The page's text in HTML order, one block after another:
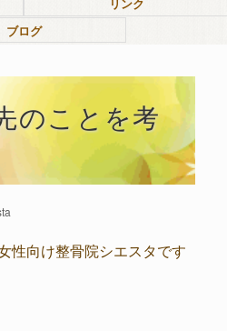
ブログ
のことを考
性向け整骨院シエスタです